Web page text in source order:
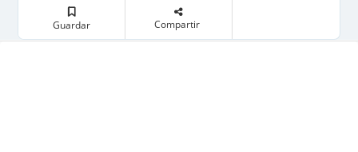
Guardar Compartir